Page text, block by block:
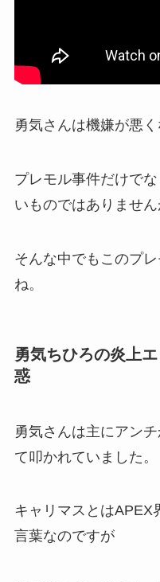
勇気さんは機嫌が悪く
プレモル事件だけでな
いものではありませ
そんな中でもこのプ
ね。
勇気ちひろの炎上
惑
勇気さんは主にアンチ
て叩かれていました。
キャリマスとはAPEX
言葉なのですが